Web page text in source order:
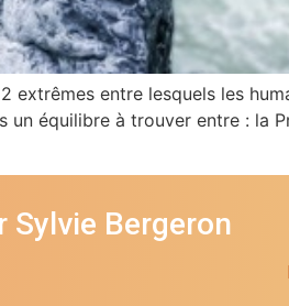
entre lesquels les
équilibre à trouver entre : la
Sylvie Bergeron